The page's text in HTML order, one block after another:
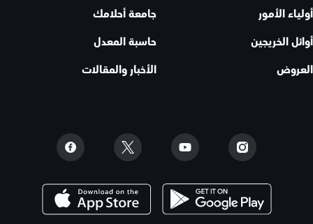
أولياء الأمور
أوائل الخريجين
العروض
جامعة أحلامك
حاسبة المعدل
الأخبار والمقالات